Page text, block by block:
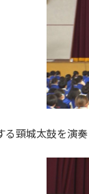
る頸城太鼓を演